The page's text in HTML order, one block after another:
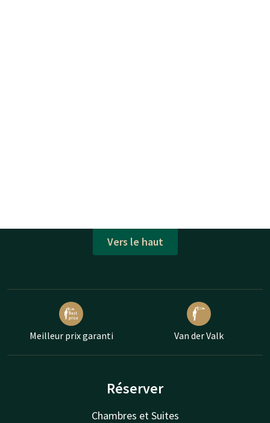
Vers le haut
Meilleur prix garanti Van der Valk
Réserver
Chambres et Suites